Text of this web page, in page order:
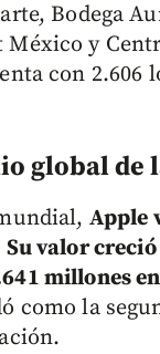
Bodega
México y
con 2.606
global de
Apple
valor creció
millones
como la